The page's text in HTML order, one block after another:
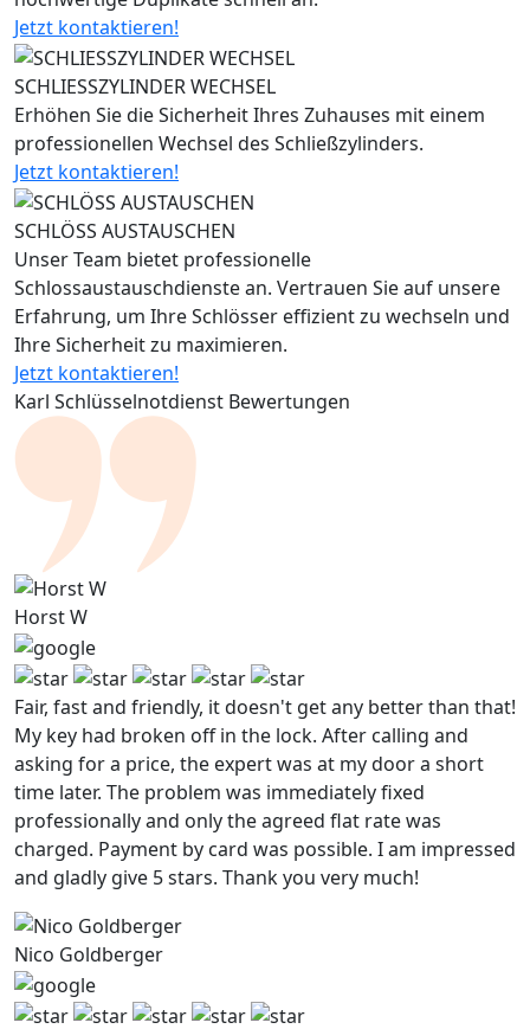
Jetzt kontaktieren!
SCHLIESSZYLINDER WECHSEL
Erhöhen Sie die Sicherheit Ihres Zuhauses mit einem
professionellen Wechsel des Schließzylinders.
Jetzt kontaktieren!
SCHLÖSS AUSTAUSCHEN
Unser Team bietet professionelle
Schlossaustauschdienste an. Vertrauen Sie auf unsere
Erfahrung, um Ihre Schlösser effizient zu wechseln und
Ihre Sicherheit zu maximieren.
Jetzt kontaktieren!
Karl Schlüsselnotdienst Bewertungen
Horst W
Fair, fast and friendly, it doesn't get any better than that!
My key had broken off in the lock. After calling and
asking for a price, the expert was at my door a short
time later. The problem was immediately fixed
professionally and only the agreed flat rate was
charged. Payment by card was possible. I am impressed
and gladly give 5 stars. Thank you very much!
Nico Goldberger